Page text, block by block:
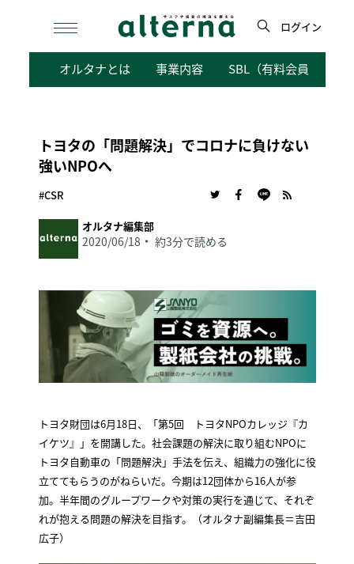
検
ログイン
オルタナとは 事業内容 SBL（有料会員向けサ
トヨタの「問題解決」でコロナに負けない
強いNPOへ
#CSR
オルタナ編集部
2020/06/18 約3分で読める
トヨタ財団は6月18日、「第5回 トヨタNPOカレッジ『カ
イケツ』」を開講した。社会課題の解決に取り組むNPOに
トヨタ自動車の「問題解決」手法を伝え、組織力の強化に役
立ててもらうのがねらいだ。今期は12団体から16人が参
加。半年間のグループワークや対策の実行を通じて、それぞ
れが抱える問題の解決を目指す。（オルタナ副編集長＝吉田
広子）